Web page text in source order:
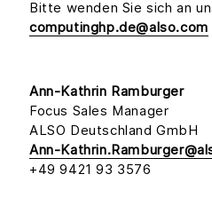
Bitte wenden Sie sich an
computinghp.de@also.com
Ann-Kathrin Ramburger
Focus Sales Manager
ALSO Deutschland GmbH
Ann-
+49 9421 93 3576